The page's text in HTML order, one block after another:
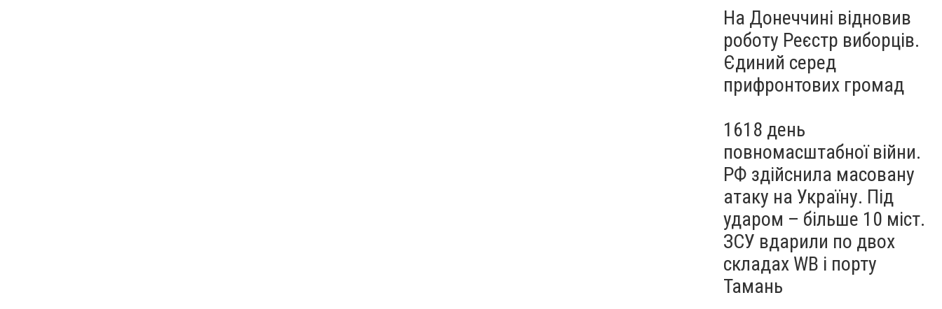
новому українському
фільмі, - ФОТО
На Донеччині відновив
роботу Реєстр виборців.
Єдиний серед
прифронтових громад
1618 день
повномасштабної війни.
РФ здійснила масовану
атаку на Україну. Під
ударом – більше 10 міст.
ЗСУ вдарили по двох
складах WB і порту
Тамань